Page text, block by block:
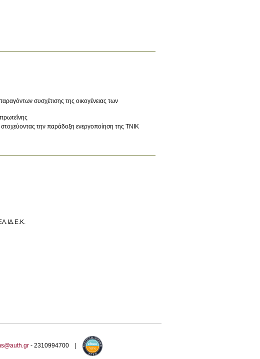
συσχέτισης της οικογένειας των
την παράδοξη ενεργοποίηση της ΤΝΙΚ
- 2310994700 |